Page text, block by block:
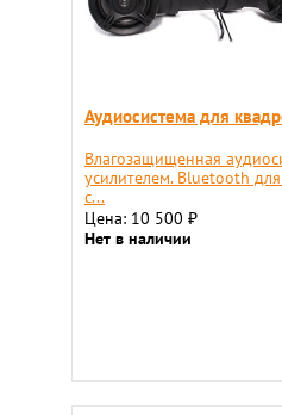
Аудиосистема для
Влагозащищенная
усилителем. Bluetooth
с...
Цена: 10 500 ₽
Нет в наличии